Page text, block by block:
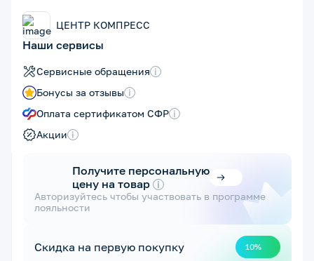
ЦЕНТР КОМПРЕСС
Наши сервисы
Сервисные обращения i
Бонусы за отзывы i
Оплата сертификатом СФР i
Акции i
Получите персональную
цену на товар i
Авторизуйтесь чтобы участвовать в программе
лояльности
Скидка на первую покупку 10%